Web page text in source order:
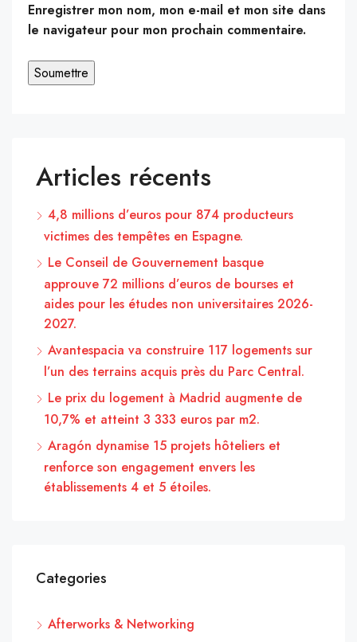
Enregistrer mon nom, mon e-mail et mon site dans
le navigateur pour mon prochain commentaire.
Articles récents
4,8 millions d’euros pour 874 producteurs
victimes des tempêtes en Espagne.
Le Conseil de Gouvernement basque
approuve 72 millions d’euros de bourses et
aides pour les études non universitaires 2026-
2027.
Avantespacia va construire 117 logements sur
l’un des terrains acquis près du Parc Central.
Le prix du logement à Madrid augmente de
10,7% et atteint 3 333 euros par m2.
Aragón dynamise 15 projets hôteliers et
renforce son engagement envers les
établissements 4 et 5 étoiles.
Categories
Afterworks & Networking